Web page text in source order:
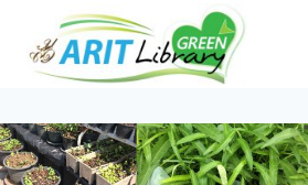
content